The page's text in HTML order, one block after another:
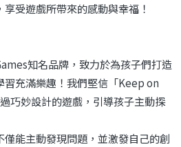
受遊戲所帶來的感動與幸福！
知名品牌，致力於為孩子們打造
習充滿樂趣！我們堅信「Keep on
巧妙設計的遊戲，引導孩子主動探
能主動發現問題，並激發自己的創